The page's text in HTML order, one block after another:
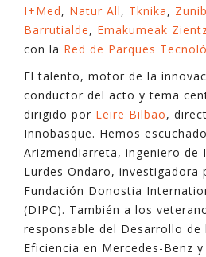
I+Med, Natur All, Tknika,
Barrutialde, Emakumeak
con la Red de Parques
El talento, motor de la
conductor del acto y tema
dirigido por Leire Bilbao,
Innobasque. Hemos
Arizmendiarreta, ingeniero de
Lurdes Ondaro, investigadora
Fundación Donostia
(DIPC). También a los
responsable del Desarrollo de
Eficiencia en Mercedes-Benz y